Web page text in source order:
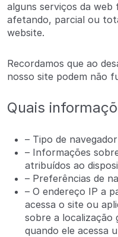
alguns serviços da
afetando, parcial ou
website.
Recordamos que ao
nosso site podem não
Quais
– Tipo de
– Informações
atribuídos ao
– Preferências de
– O endereço IP a
acessa o site ou
sobre a localização
quando ele acessa